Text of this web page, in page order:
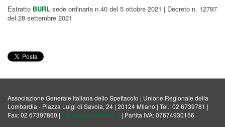
Estratto BURL sede ordinaria n.40 del 5 ottobre 2021 | Decreto n. 12797
del 28 settembre 2021
Associazione Generale Italiana dello Spettacolo | Unione Regionale della
Lombardia - Piazza Luigi di Savoia, 24 | 20124 Milano | Tel.: 02 6739781 |
Fax: 02 67397860 | info@agislombarda.it | Partita IVA: 07674930156